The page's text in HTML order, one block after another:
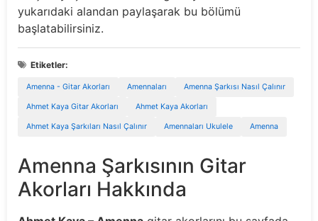
yukarıdaki alandan paylaşarak bu bölümü
başlatabilirsiniz.
Etiketler:
Amenna - Gitar Akorları Amennaları Amenna Şarkısı Nasıl Çalınır
Ahmet Kaya Gitar Akorları Ahmet Kaya Akorları
Ahmet Kaya Şarkıları Nasıl Çalınır Amennaları Ukulele Amenna
Amenna Şarkısının Gitar
Akorları Hakkında